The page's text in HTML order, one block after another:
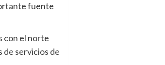
fuente
con el norte
servicios de